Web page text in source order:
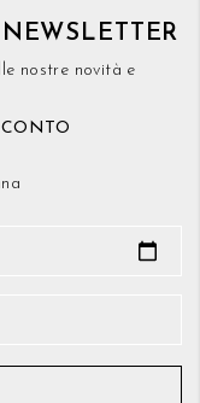
nostre novità e